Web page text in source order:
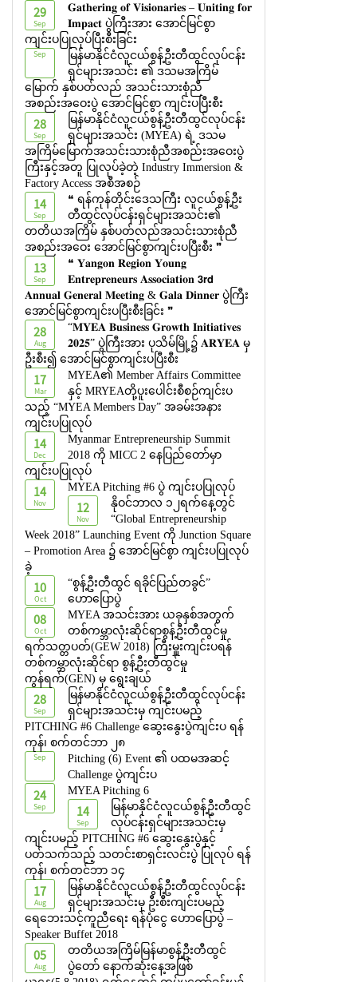
29
Sep
𝐆𝐚𝐭𝐡𝐞𝐫𝐢𝐧𝐠 𝐨𝐟 𝐕𝐢𝐬𝐢𝐨𝐧𝐚𝐫𝐢𝐞𝐬 – 𝐔𝐧𝐢𝐭𝐢𝐧𝐠 𝐟𝐨𝐫
𝐈𝐦𝐩𝐚𝐜𝐭 ပွဲကြီးအား အောင်မြင်စွာ
ကျင်းပပြုလုပ်ပြီးစီးခြင်း
Sep
မြန်မာနိုင်ငံလူငယ်စွန့်ဦးတီထွင်လုပ်ငန်း
ရှင်များအသင်း ၏ ဒသမအကြိမ်
မြောက် နှစ်ပတ်လည် အသင်းသားစုံညီ
အစည်းအဝေးပွဲ အောင်မြင်စွာ ကျင်းပပြီးစီး
28
Sep
မြန်မာနိုင်ငံလူငယ်စွန့်ဦးတီထွင်လုပ်ငန်း
ရှင်များအသင်း (MYEA) ရဲ့ ဒသမ
အကြိမ်မြောက်အသင်းသားစုံညီအစည်းအဝေးပွဲ
ကြီးနှင့်အတူ ပြုလုပ်ခဲ့တဲ့ Industry Immersion &
Factory Access အစီအစဉ်
14
Sep
❝ ရန်ကုန်တိုင်းဒေသကြီး လူငယ်စွန့်ဦး
တီထွင်လုပ်ငန်းရှင်များအသင်း​၏
တတိယအကြိမ် နှစ်ပတ်လည်အသင်းသားစုံညီ
အစည်းအဝေး အောင်မြင်စွာကျင်းပပြီးစီး ❞
13
Sep
❝ 𝐘𝐚𝐧𝐠𝐨𝐧 𝐑𝐞𝐠𝐢𝐨𝐧 𝐘𝐨𝐮𝐧𝐠
𝐄𝐧𝐭𝐫𝐞𝐩𝐫𝐞𝐧𝐞𝐮𝐫𝐬 𝐀𝐬𝐬𝐨𝐜𝐢𝐚𝐭𝐢𝐨𝐧 𝟯𝗿𝗱
𝐀𝐧𝐧𝐮𝐚𝐥 𝐆𝐞𝐧𝐞𝐫𝐚𝐥 𝐌𝐞𝐞𝐭𝐢𝐧𝐠 & 𝐆𝐚𝐥𝐚 𝐃𝐢𝐧𝐧𝐞𝐫 ပွဲကြီး
အောင်မြင်စွာကျင်းပပြီးစီးခြင်း ❞
28
Aug
“𝐌𝐘𝐄𝐀 𝐁𝐮𝐬𝐢𝐧𝐞𝐬𝐬 𝐆𝐫𝐨𝐰𝐭𝐡 𝐈𝐧𝐢𝐭𝐢𝐚𝐭𝐢𝐯𝐞𝐬
𝟐𝟎𝟐𝟓” ပွဲကြီးအား ပုသိမ်မြို့၌ 𝐀𝐑𝐘𝐄𝐀 မှ
ဦးစီး၍ အောင်မြင်စွာကျင်းပပြီးစီး
17
Mar
MYEA၏ Member Affairs Committee
နှင့် MRYEAတို့ပူးပေါင်းစီစဉ်ကျင်းပ
သည့် “MYEA Members Day” အခမ်းအနား
ကျင်းပပြုလုပ်
14
Dec
Myanmar Entrepreneurship Summit
2018 ကို MICC 2 နေပြည်တော်မှာ
ကျင်းပပြုလုပ်
14
Nov
MYEA Pitching #6 ပွဲ ကျင်းပပြုလုပ်
12
Nov
နိုဝင်ဘာလ ၁၂ရက်နေ့တွင်
“Global Entrepreneurship
Week 2018” Launching Event ကို Junction Square
– Promotion Area ၌ အောင်မြင်စွာ ကျင်းပပြုလုပ်
ခဲ့
10
Oct
“စွန့်ဦးတီထွင် ရခိုင်ပြည်တခွင်”
ဟောပြောပွဲ
08
Oct
MYEA အသင်းအား ယခုနှစ်အတွက်
တစ်ကမ္ဘာလုံးဆိုင်ရာစွန့်ဦးတီထွင်မှု
ရက်သတ္တပတ်(GEW 2018) ကြီးမှူးကျင်းပရန်
တစ်ကမ္ဘာလုံးဆိုင်ရာ စွန့်ဦးတီထွင်မှု
ကွန်ရက်(GEN) မှ ရွေးချယ်
28
Sep
မြန်မာနိုင်ငံလူငယ်စွန့်ဦးတီထွင်လုပ်ငန်း
ရှင်များအသင်းမှ ကျင်းပမည့်
PITCHING #6 Challenge ဆွေးနွေးပွဲကျင်းပ ရန်
ကုန်၊ စက်တင်ဘာ ၂၈
Sep
Pitching (6) Event ၏ ပထမအဆင့်
Challenge ပွဲကျင်းပ
24
Sep
MYEA Pitching 6
14
Sep
မြန်မာနိုင်ငံလူငယ်စွန့်ဦးတီထွင်
လုပ်ငန်းရှင်များအသင်းမှ
ကျင်းပမည့် PITCHING #6 ဆွေးနွေးပွဲနှင့်
ပတ်သက်သည့် သတင်းစာရှင်းလင်းပွဲ ပြုလုပ် ရန်
ကုန်၊ စက်တင်ဘာ ၁၄
17
Aug
မြန်မာနိုင်ငံလူငယ်စွန့်ဦးတီထွင်လုပ်ငန်း
ရှင်များအသင်းမှ ဦးစီးကျင်းပမည့်
ရေဘေးသင့်ကူညီရေး ရန်ပုံငွေ ဟောပြောပွဲ –
Speaker Buffet 2018
05
Aug
တတိယအကြိမ်မြန်မာစွန့်ဦးတီထွင်
ပွဲတော် နောက်ဆုံးနေ့အဖြစ်